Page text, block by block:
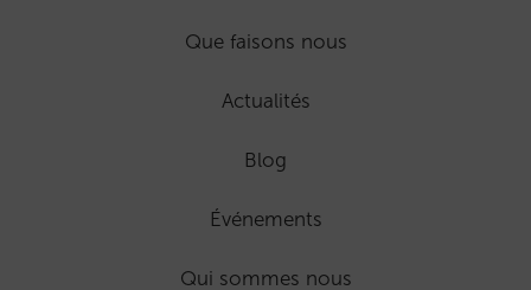
Que faisons nous
Actualités
Blog
Événements
Qui sommes nous